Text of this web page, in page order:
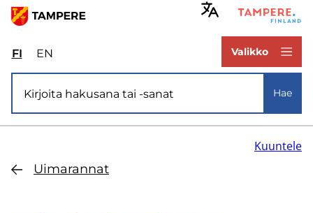
Hyppää
FIValitse
sivuston
kieli:
suomi
ENSelect
site
language:
Valikko
Hae
Ui­ma­ran­nat
Kuuntele